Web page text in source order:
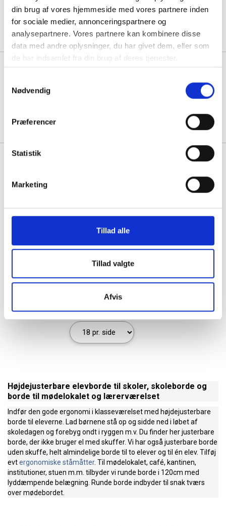
din brug af vores hjemmeside med vores partnere inden
for sociale medier, annonceringspartnere og
analysepartnere. Vores partnere kan kombinere disse
data med andre oplysninger, du har givet dem, eller som
de har indsamlet fra din brug af deres tjenester.
Nødvendig
Præferencer
Statistik
Marketing
Tillad alle
Tillad valgte
Afvis
1 stk á 2.152,50
Atlas bord 120x60cm i
1 2 3 ...
Højdejusterbare elevborde til skoler, skoleborde og
borde til mødelokalet og lærerværelset
Indfør den gode ergonomi i klasseværelset med højdejusterbare
borde til eleverne. Lad børnene stå op og sidde ned i løbet af
skoledagen og forebyg ondt i ryggen m.v. Du finder her justerbare
borde, der ikke bruger el med skuffer. Vi har også justerbare borde
uden skuffe, helt almindelige borde til to elever og til én elev. Tilføj
evtergonomiske ståmåtter. Til mødelokalet, café, kantinen,
institutioner, stuen m.m. tilbyder vi runde borde i 120cm med
lyddæmpende belægning. Runde borde indbyder til snak tværs
over mødebordet.